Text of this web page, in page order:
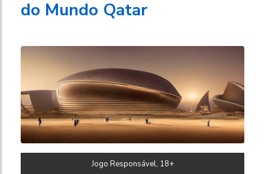
do Mundo Qatar
Jogo Responsável, 18+